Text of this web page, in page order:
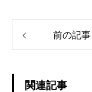
前の記事
関連記事